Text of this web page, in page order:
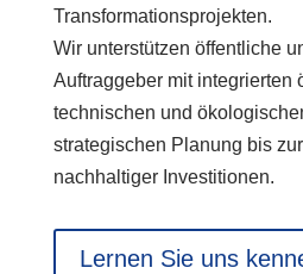
Transformationsprojekten.
Wir unterstützen öffentliche
Auftraggeber mit integrierten
technischen und
strategischen Planung bis
nachhaltiger Investitionen.
Lernen Sie uns